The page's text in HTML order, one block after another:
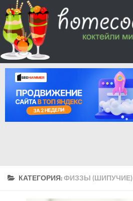
КАТЕГОРИЯ:ФИЗЗЫ (ШИПУЧИЕ)